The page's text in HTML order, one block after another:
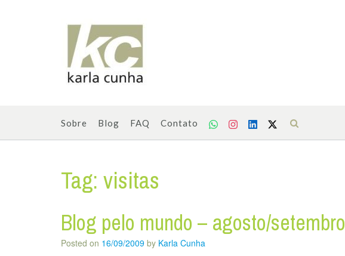
Sobre Blog FAQ Contato
Tag: visitas
Blog pelo mundo – agosto/setembro
Posted on 16/09/2009 by Karla Cunha